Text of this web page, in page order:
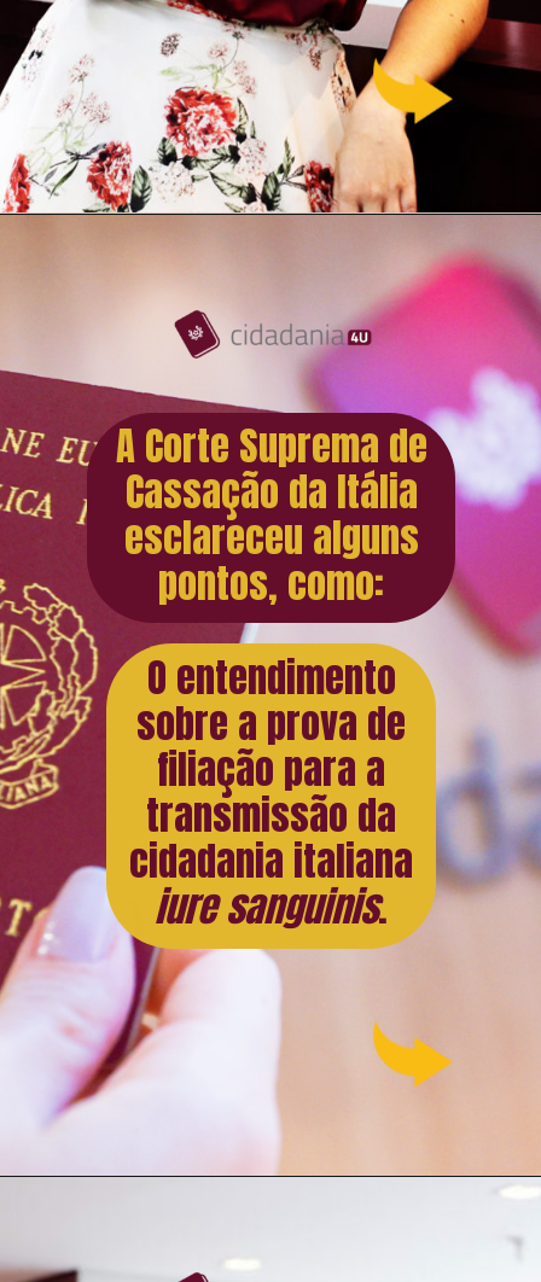
A Corte Suprema de
Cassação da Itália
esclareceu alguns
pontos, como:
O entendimento
sobre a prova de
filiação para a
transmissão da
cidadania italiana
iure sanguinis.